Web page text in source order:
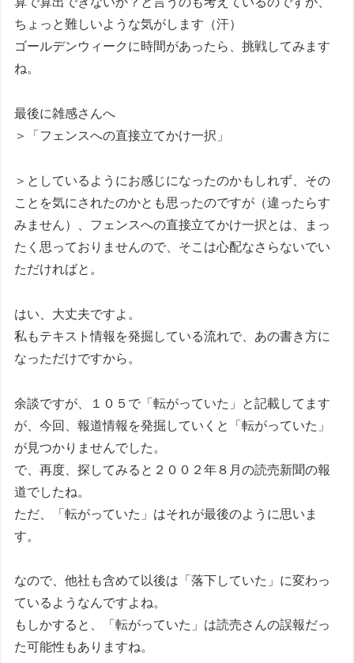
ちょっと難しいような気がします（汗）
ゴールデンウィークに時間があったら、挑戦してみます
ね。
最後に雑感さんへ
＞「フェンスへの直接立てかけ一択」
＞としているようにお感じになったのかもしれず、その
ことを気にされたのかとも思ったのですが（違ったらす
みません）、フェンスへの直接立てかけ一択とは、まっ
たく思っておりませんので、そこは心配なさらないでい
ただければと。
はい、大丈夫ですよ。
私もテキスト情報を発掘している流れで、あの書き方に
なっただけですから。
余談ですが、１０５で「転がっていた」と記載してます
が、今回、報道情報を発掘していくと「転がっていた」
が見つかりませんでした。
で、再度、探してみると２００２年８月の読売新聞の報
道でしたね。
ただ、「転がっていた」はそれが最後のように思いま
す。
なので、他社も含めて以後は「落下していた」に変わっ
ているようなんですよね。
もしかすると、「転がっていた」は読売さんの誤報だっ
た可能性もありますね。